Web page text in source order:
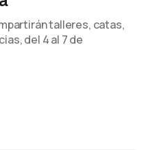
talleres, catas,
del 4 al 7 de